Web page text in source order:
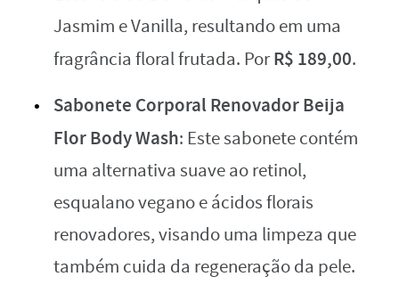
Jasmim e Vanilla, resultando em uma
fragrância floral frutada. PorR$ 189,00.
Sabonete Corporal Renovador Beija
Flor Body Wash: Este sabonete contém
uma alternativa suave ao retinol,
esqualano vegano e ácidos florais
renovadores, visando uma limpeza que
também cuida da regeneração da pele.